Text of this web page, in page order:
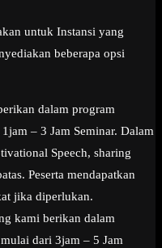
untuk Instansi yang
beberapa opsi
dalam program
– 3 Jam Seminar. Dalam
Speech, sharing
Peserta mendapatkan
jika diperlukan.
kami berikan dalam
dari 3jam – 5 Jam